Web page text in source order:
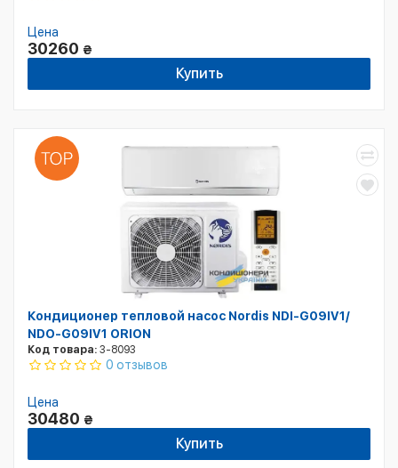
Цена
30260 ₴
Купить
Кондиционер тепловой насос Nordis NDI-G09IV1/
NDO-G09IV1 ORION
Код товара: 3-8093
0 отзывов
Цена
30480 ₴
Купить